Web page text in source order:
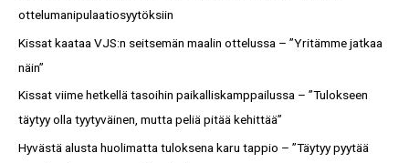
ottelumanipulaatiosyytöksiin
Kissat kaataa VJS:n seitsemän maalin ottelussa – ”Yritämme jatkaa
näin”
Kissat viime hetkellä tasoihin paikalliskamppailussa – ”Tulokseen
täytyy olla tyytyväinen, mutta peliä pitää kehittää”
Hyvästä alusta huolimatta tuloksena karu tappio – ”Täytyy pyytää